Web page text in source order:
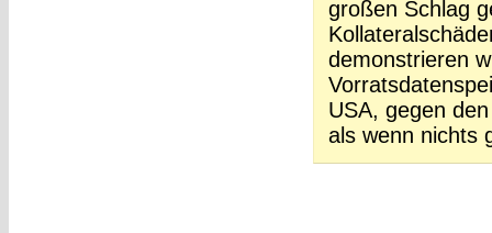
großen Schlag
demonstrieren
USA, gegen
als wenn nichts